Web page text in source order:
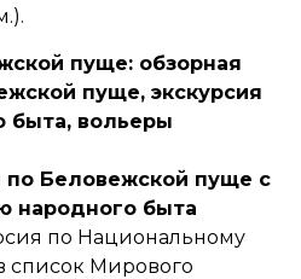
пуще: обзорная
пуще, экскурсия
быта, вольеры
по Беловежской пуще с
народного быта
по Национальному
список Мирового